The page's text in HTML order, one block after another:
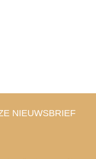
NIEUWSBRIEF